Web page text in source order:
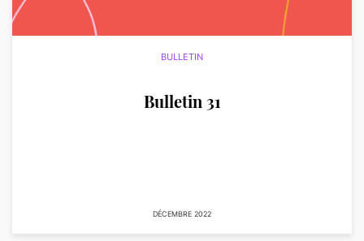
BULLETIN
Bulletin 31
DÉCEMBRE 2022